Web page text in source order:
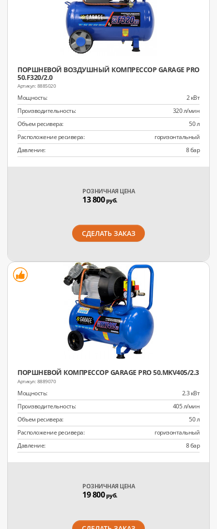
ПОРШНЕВОЙ ВОЗДУШНЫЙ КОМПРЕССОР GARAGE PRO
50.F320/2.0
8885020
Мощность:
2 кВт
Производительность:
320 л/мин
Объем ресивера:
50 л
Расположение ресивера:
горизонтальный
Давление:
8 бар
РОЗНИЧНАЯ ЦЕНА
13 800руб.
СДЕЛАТЬ ЗАКАЗ
ПОРШНЕВОЙ КОМПРЕССОР GARAGE PRO 50.MKV405/2.3
8889070
Мощность:
2.3 кВт
Производительность:
405 л/мин
Объем ресивера:
50 л
Расположение ресивера:
горизонтальный
Давление:
8 бар
РОЗНИЧНАЯ ЦЕНА
19 800руб.